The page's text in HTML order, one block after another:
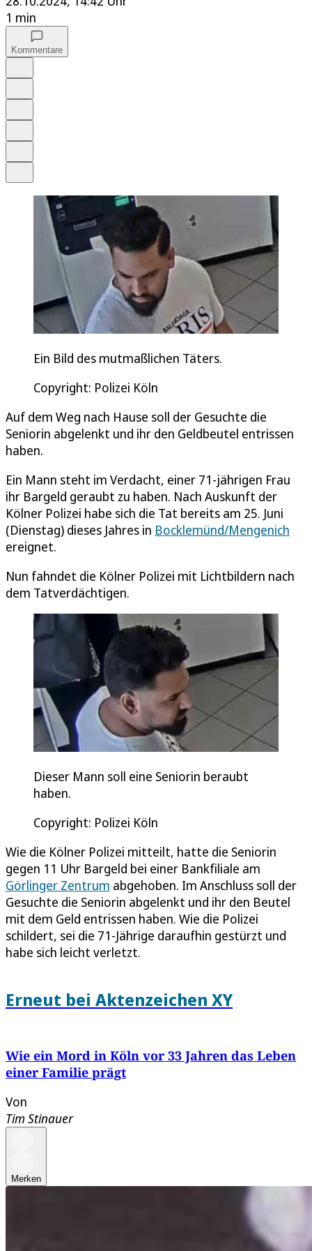
1 min
Kommentare
Ein Bild des mutmaßlichen Täters.
Copyright: Polizei Köln
Auf dem Weg nach Hause soll der Gesuchte die
Seniorin abgelenkt und ihr den Geldbeutel entrissen
haben.
Ein Mann steht im Verdacht, einer 71-jährigen Frau
ihr Bargeld geraubt zu haben. Nach Auskunft der
Kölner Polizei habe sich die Tat bereits am 25. Juni
(Dienstag) dieses Jahres in Bocklemünd/Mengenich
ereignet.
Nun fahndet die Kölner Polizei mit Lichtbildern nach
dem Tatverdächtigen.
Dieser Mann soll eine Seniorin beraubt
haben.
Copyright: Polizei Köln
Wie die Kölner Polizei mitteilt, hatte die Seniorin
gegen 11 Uhr Bargeld bei einer Bankfiliale am
Görlinger Zentrum abgehoben. Im Anschluss soll der
Gesuchte die Seniorin abgelenkt und ihr den Beutel
mit dem Geld entrissen haben. Wie die Polizei
schildert, sei die 71-Jährige daraufhin gestürzt und
habe sich leicht verletzt.
Erneut bei Aktenzeichen XY
Wie ein Mord in Köln vor 33 Jahren das Leben
einer Familie prägt
Von
Tim Stinauer
Merken